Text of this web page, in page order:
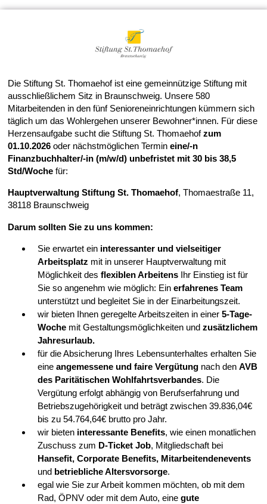
Die Stiftung St. Thomaehof ist eine gemeinnützige Stiftung mit
ausschließlichem Sitz in Braunschweig. Unsere 580
Mitarbeitenden in den fünf Senioreneinrichtungen kümmern sich
täglich um das Wohlergehen unserer Bewohner*innen. Für diese
Herzensaufgabe sucht die Stiftung St. Thomaehofzum
01.10.2026oder nächstmöglichen Termineine/-n
Finanzbuchhalter/-in (m/w/d) unbefristet mit 30 bis 38,5
Std/Wochefür:
Hauptverwaltung Stiftung St. Thomaehof, Thomaestraße 11,
38118 Braunschweig
Darum sollten Sie zu uns kommen:
Sie erwartet ein interessanter und vielseitiger
Arbeitsplatz mit in unserer Hauptverwaltung mit
Möglichkeit desflexiblen Arbeitens Ihr Einstieg ist für
Sie so angenehm wie möglich: Einerfahrenes Team
unterstützt und begleitet Sie in der Einarbeitungszeit.
wir bieten Ihnen geregelte Arbeitszeiten in einer5-Tage-
Woche mit Gestaltungsmöglichkeiten undzusätzlichem
Jahresurlaub.
für die Absicherung Ihres Lebensunterhaltes erhalten Sie
eineangemessene und faire Vergütung nach denAVB
des Paritätischen Wohlfahrtsverbandes. Die
Vergütung erfolgt abhängig von Berufserfahrung und
Betriebszugehörigkeit und beträgt zwischen 39.836,04€
bis zu 54.764,64€ brutto pro Jahr.
wir bieten interessante Benefits, wie einen monatlichen
Zuschuss zum D-Ticket Job, Mitgliedschaft bei
Hansefit, Corporate Benefits, Mitarbeitendenevents
und betriebliche Altersvorsorge.
egal wie Sie zur Arbeit kommen möchten, ob mit dem
Rad, ÖPNV oder mit dem Auto, einegute